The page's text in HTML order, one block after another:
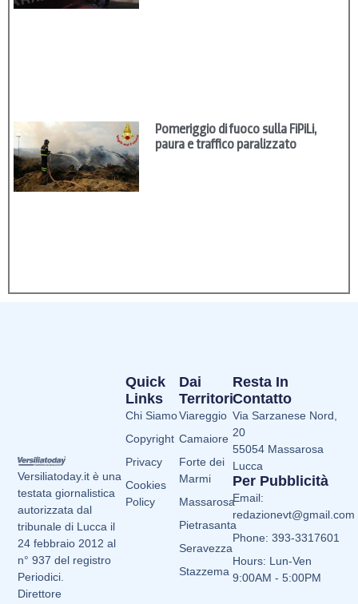
Pomeriggio di fuoco sulla FiPiLi,
paura e traffico paralizzato
Versiliatoday.it è una
testata giornalistica
autorizzata dal
tribunale di Lucca il
24 febbraio 2012 al
n° 937 del registro
Periodici.
Direttore
Dai
Territori
Viareggio
Camaiore
Forte dei
Marmi
Massarosa
Pietrasanta
Seravezza
Stazzema
Quick
Links
Chi Siamo
Copyright
Privacy
Cookies
Policy
Resta In
Contatto
Via Sarzanese Nord,
20
55054 Massarosa
Lucca
Per Pubblicità
Email:
redazionevt@gmail.com
Phone: 393-3317601
Hours: Lun-Ven
9:00AM - 5:00PM